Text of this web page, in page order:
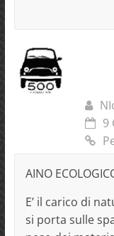
9
AINO
E’ il carico di
si porta sulle